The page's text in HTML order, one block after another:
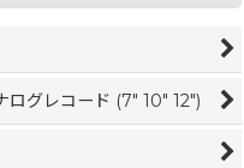
グレコード (7" 10" 12")